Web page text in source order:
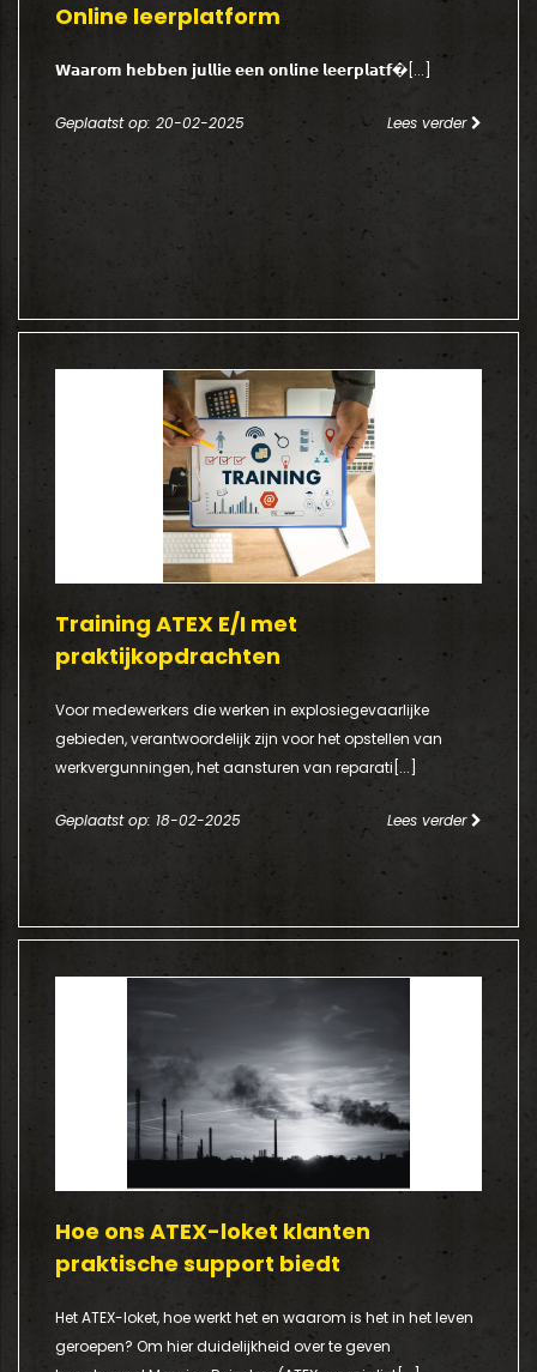
Online leerplatform
𝗪𝗮𝗮𝗿𝗼𝗺 𝗵𝗲𝗯𝗯𝗲𝗻 𝗷𝘂𝗹𝗹𝗶𝗲 𝗲𝗲𝗻 𝗼𝗻𝗹𝗶𝗻𝗲 𝗹𝗲𝗲𝗿𝗽𝗹𝗮𝘁𝗳�[...]
Geplaatst op: 20-02-2025 Lees verder
Training ATEX E/I met
praktijkopdrachten
Voor medewerkers die werken in explosiegevaarlijke
gebieden, verantwoordelijk zijn voor het opstellen van
werkvergunningen, het aansturen van reparati[...]
Geplaatst op: 18-02-2025 Lees verder
Hoe ons ATEX-loket klanten
praktische support biedt
Het ATEX-loket, hoe werkt het en waarom is het in het leven
geroepen? Om hier duidelijkheid over te geven